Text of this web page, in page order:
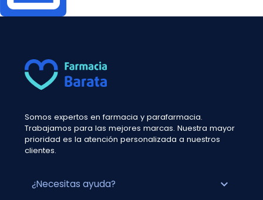
Somos expertos en farmacia y parafarmacia.
Trabajamos para las mejores marcas. Nuestra mayor
prioridad es la atención personalizada a nuestros
clientes.
¿Necesitas ayuda? expand_more